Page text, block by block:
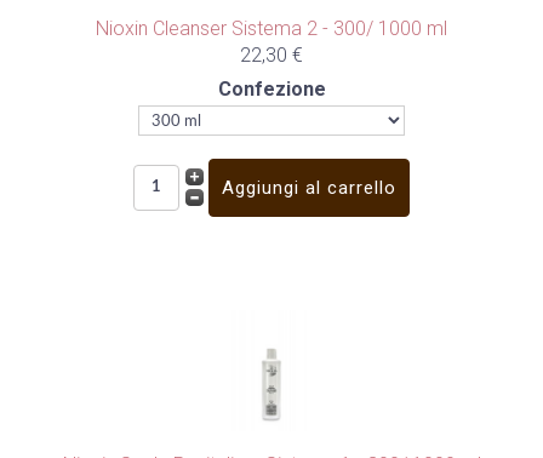
Nioxin Cleanser Sistema 2 - 300/ 1000 ml
22,30 €
Confezione